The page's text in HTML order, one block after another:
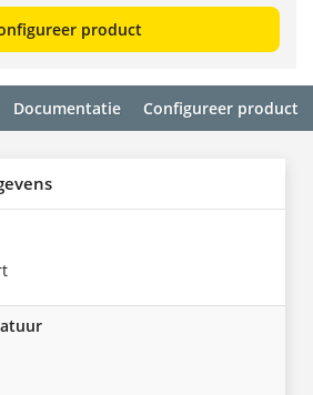
product
Documentatie Configureer product